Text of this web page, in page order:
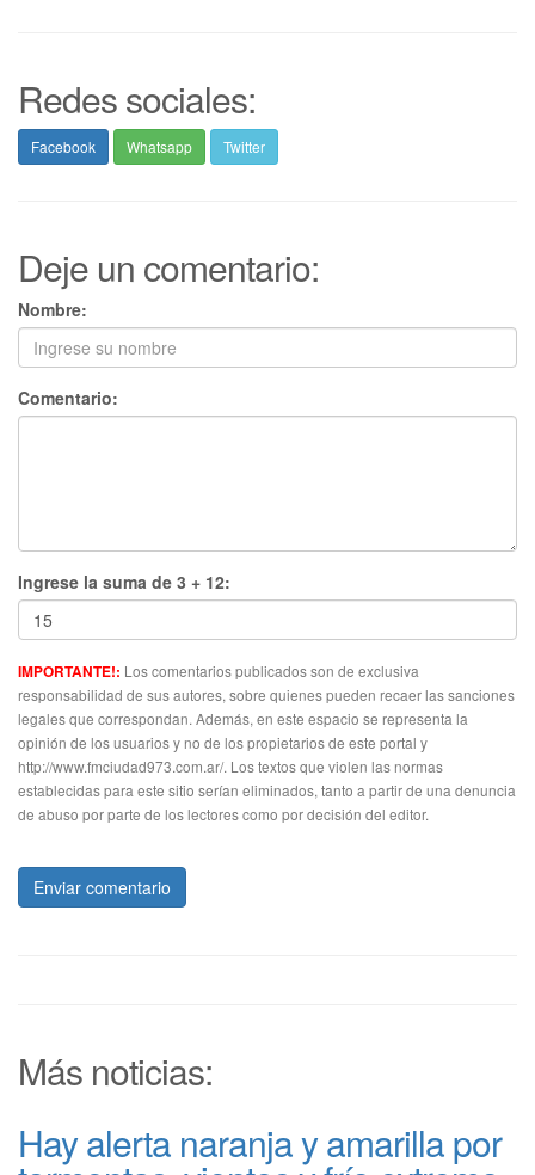
Redes sociales:
Facebook Whatsapp Twitter
Deje un comentario:
Nombre:
Comentario:
Ingrese la suma de 3 + 12:
IMPORTANTE!: Los comentarios publicados son de exclusiva
responsabilidad de sus autores, sobre quienes pueden recaer las sanciones
legales que correspondan. Además, en este espacio se representa la
opinión de los usuarios y no de los propietarios de este portal y
http://www.fmciudad973.com.ar/. Los textos que violen las normas
establecidas para este sitio serían eliminados, tanto a partir de una denuncia
de abuso por parte de los lectores como por decisión del editor.
Enviar comentario
Más noticias:
Hay alerta naranja y amarilla por